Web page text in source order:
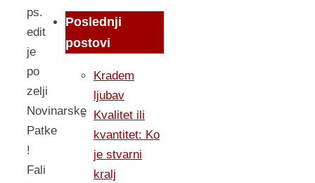
ps.
edit
je
po
zelji
Novinarske
Patke
!
Fali
Poslednji
postovi
Kradem
ljubav
Kvalitet ili
kvantitet: Ko
je stvarni
kralj